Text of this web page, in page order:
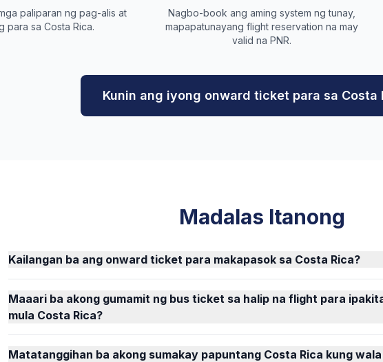
paliparan ng pag-alis at
para sa Costa Rica.
Nagbo-book ang aming system ng tunay,
mapapatunayang flight reservation na may
valid na PNR.
Kunin ang iyong onward ticket para sa Costa
Madalas Itanong
Kailangan ba ang onward ticket para makapasok sa Costa Rica?
Maaari ba akong gumamit ng bus ticket sa halip na flight para
mula Costa Rica?
Matatanggihan ba akong sumakay papuntang Costa Rica kung